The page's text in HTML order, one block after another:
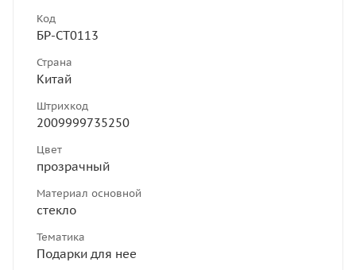
Код
БР-СТ0113
Страна
Китай
Штрихкод
2009999735250
Цвет
прозрачный
Материал основной
стекло
Тематика
Подарки для нее